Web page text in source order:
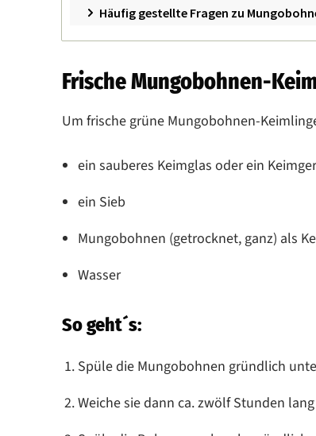
Häufig gestellte Fragen zu
Frische Mungobohnen-
Um frische grüne Mungobohnen-
ein sauberes Keimglas oder ein
ein Sieb
Mungobohnen (getrocknet, ganz) als
Wasser
So geht´s:
Spüle die Mungobohnen gründlich
Weiche sie dann ca. zwölf Stunden